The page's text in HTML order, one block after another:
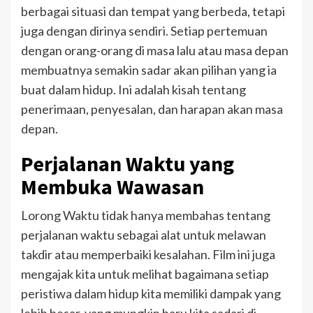
berbagai situasi dan tempat yang berbeda, tetapi
juga dengan dirinya sendiri. Setiap pertemuan
dengan orang-orang di masa lalu atau masa depan
membuatnya semakin sadar akan pilihan yang ia
buat dalam hidup. Ini adalah kisah tentang
penerimaan, penyesalan, dan harapan akan masa
depan.
Perjalanan Waktu yang
Membuka Wawasan
Lorong Waktu tidak hanya membahas tentang
perjalanan waktu sebagai alat untuk melawan
takdir atau memperbaiki kesalahan. Film ini juga
mengajak kita untuk melihat bagaimana setiap
peristiwa dalam hidup kita memiliki dampak yang